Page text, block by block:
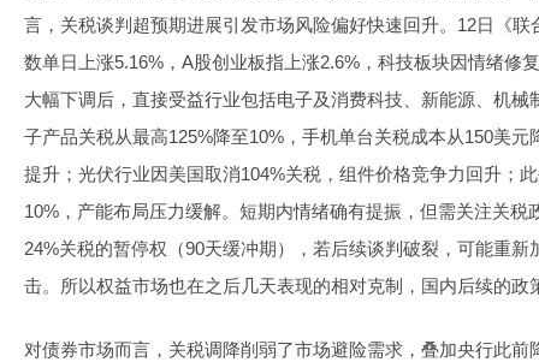
言，关税谈判超预期进展引发市场风险偏好快速回升。12日《
数单日上涨5.16%，A股创业板指上涨2.6%，科技板块因情绪修
大幅下调后，直接受益行业包括电子及消费科技、新能源、机
子产品关税从最高125%降至10%，手机单台关税成本从150美
提升；光伏行业因美国取消104%关税，组件价格竞争力回升；
10%，产能布局压力缓解。短期内情绪确有提振，但需关注关税
24%关税的暂停权（90天缓冲期），若后续谈判破裂，可能重
击。所以权益市场也在之后几天表现的相对克制，国内后续的
对债券市场而言，关税调降削弱了市场避险需求，叠加央行此